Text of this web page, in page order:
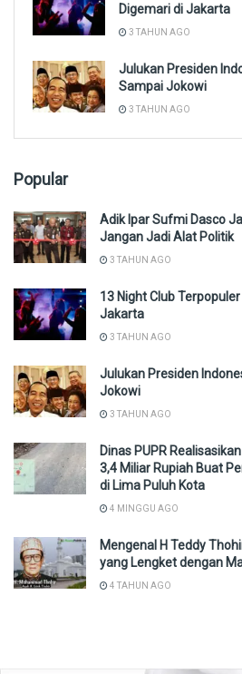
Digemari di Jakarta
3 TAHUN AGO
Julukan Presiden
Sampai Jokowi
3 TAHUN AGO
Popular
Adik Ipar Sufmi Dasco
Jangan Jadi Alat Politik
3 TAHUN AGO
13 Night Club
Jakarta
3 TAHUN AGO
Julukan Presiden
Jokowi
3 TAHUN AGO
Dinas PUPR
3,4 Miliar Rupiah Buat
di Lima Puluh Kota
4 MINGGU AGO
Mengenal H Teddy
yang Lengket dengan
4 TAHUN AGO